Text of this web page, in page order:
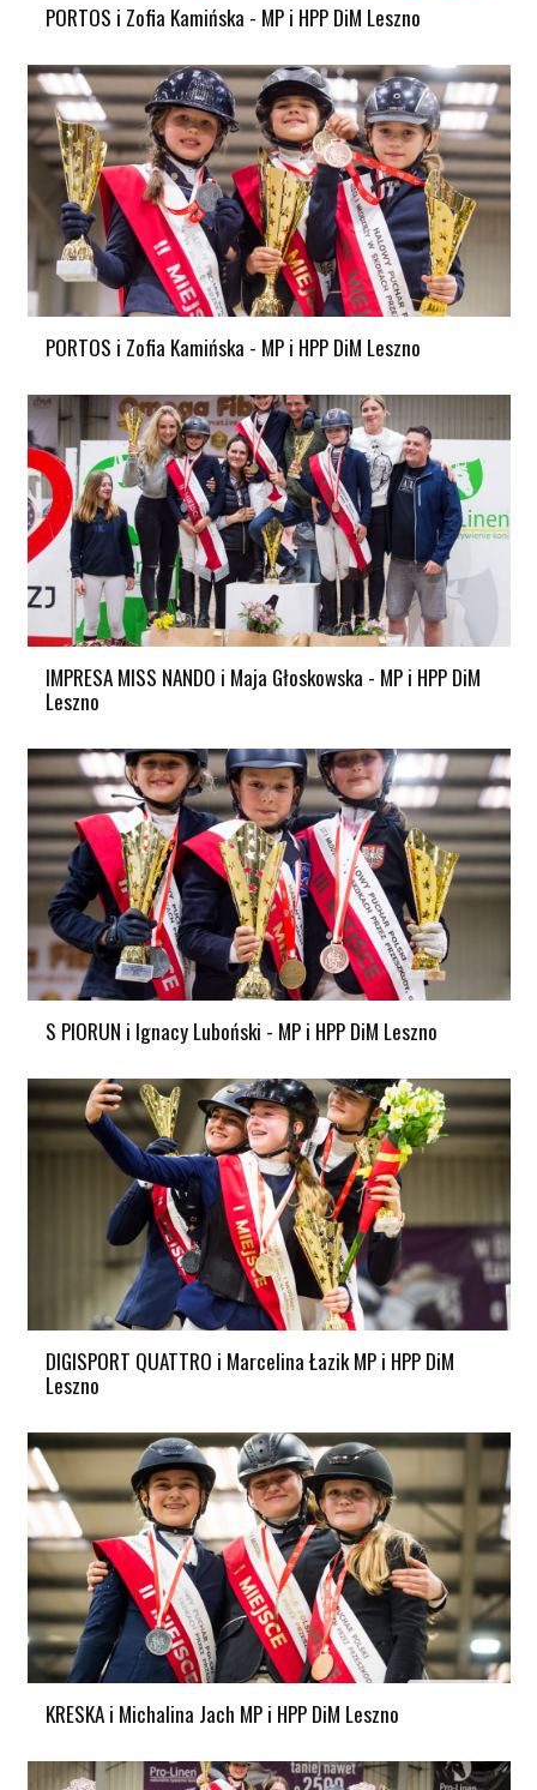
PORTOS i Zofia Kamińska - MP i HPP DiM Leszno
PORTOS i Zofia Kamińska - MP i HPP DiM Leszno
IMPRESA MISS NANDO i Maja Głoskowska - MP i HPP DiM
Leszno
S PIORUN i Ignacy Luboński - MP i HPP DiM Leszno
DIGISPORT QUATTRO i Marcelina Łazik MP i HPP DiM
Leszno
KRESKA i Michalina Jach MP i HPP DiM Leszno